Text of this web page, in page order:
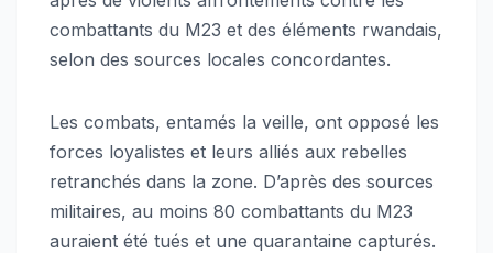
combattants du M23 et des éléments rwandais,
selon des sources locales concordantes.
Les combats, entamés la veille, ont opposé les
forces loyalistes et leurs alliés aux rebelles
retranchés dans la zone. D’après des sources
militaires, au moins 80 combattants du M23
auraient été tués et une quarantaine capturés.